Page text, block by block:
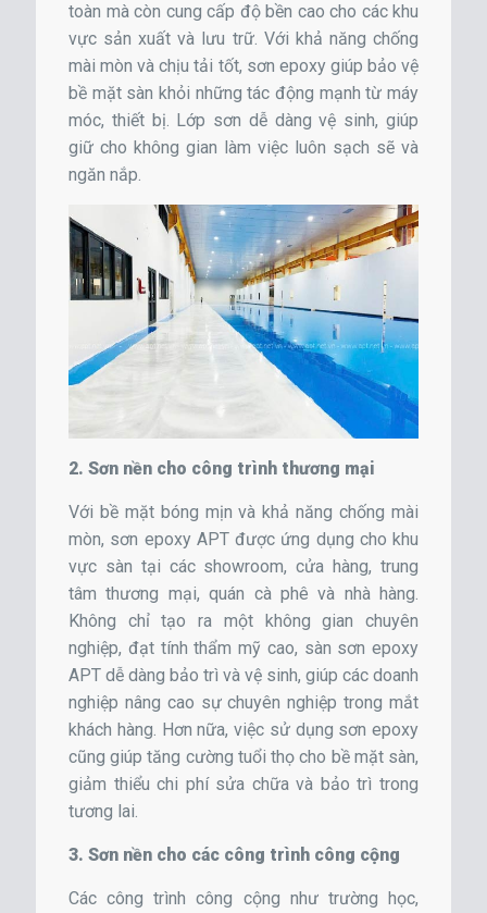
toàn mà còn cung cấp độ bền cao cho các khu
vực sản xuất và lưu trữ. Với khả năng chống
mài mòn và chịu tải tốt, sơn epoxy giúp bảo vệ
bề mặt sàn khỏi những tác động mạnh từ máy
móc, thiết bị. Lớp sơn dễ dàng vệ sinh, giúp
giữ cho không gian làm việc luôn sạch sẽ và
ngăn nắp.
2. Sơn nền cho công trình thương mại
Với bề mặt bóng mịn và khả năng chống mài
mòn, sơn epoxy APT được ứng dụng cho khu
vực sàn tại các showroom, cửa hàng, trung
tâm thương mại, quán cà phê và nhà hàng.
Không chỉ tạo ra một không gian chuyên
nghiệp, đạt tính thẩm mỹ cao, sàn sơn epoxy
APT dễ dàng bảo trì và vệ sinh, giúp các doanh
nghiệp nâng cao sự chuyên nghiệp trong mắt
khách hàng. Hơn nữa, việc sử dụng sơn epoxy
cũng giúp tăng cường tuổi thọ cho bề mặt sàn,
giảm thiểu chi phí sửa chữa và bảo trì trong
tương lai.
3. Sơn nền cho các công trình công cộng
Các công trình công cộng như trường học,